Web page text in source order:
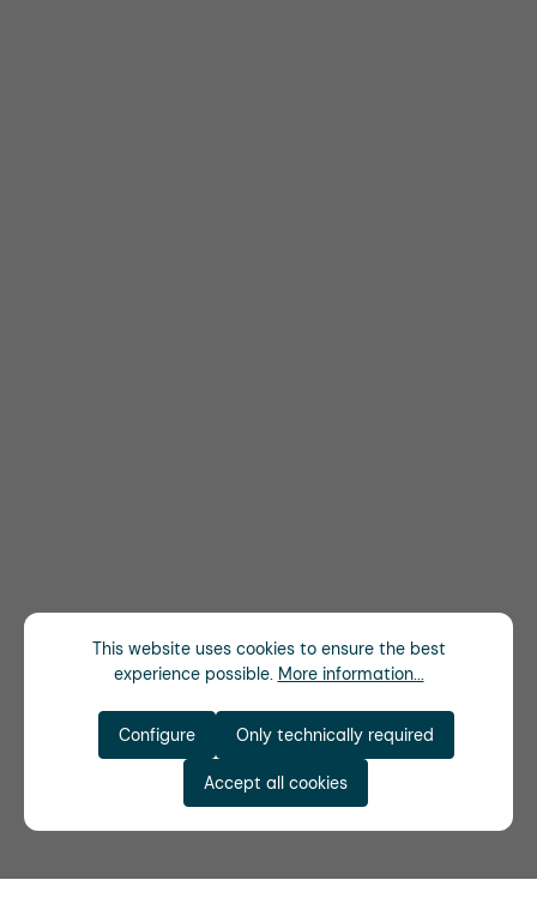
This website uses cookies to ensure the best
experience possible. More information...
Only technically required
Configure
Accept all cookies